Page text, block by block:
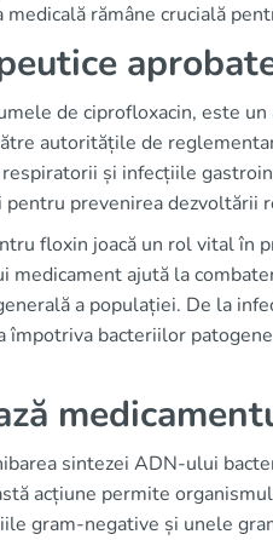
rămâne crucială
de ciprofloxacin, este
autoritățile de
și infecțiile
prevenirea dezvoltării
floxin joacă un rol vital în
medicament ajută la
a populației. De la
împotriva bacteriilor
sintezei ADN-ului
acțiune permite
gram-negative și unele